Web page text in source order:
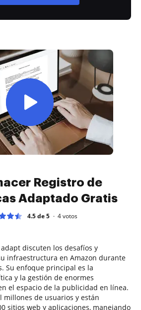
Registro de
Adaptado Gratis
4.5 de 5 4votos
adapt discuten los desafíos y
infraestructura en Amazon durante
Su enfoque principal es la
y la gestión de enormes
el espacio de la publicidad en línea.
millones de usuarios y están
sitios web y aplicaciones, manejando